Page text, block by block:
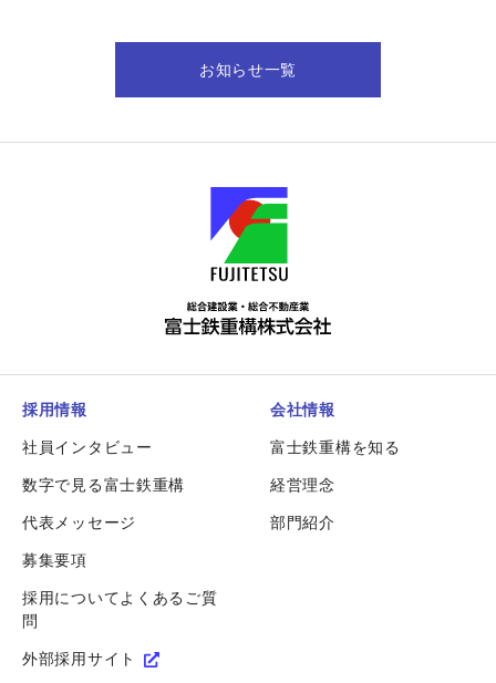
お知らせ一覧
採用情報
社員インタビュー
数字で見る富士鉄重構
代表メッセージ
募集要項
採用についてよくあるご質
問
外部採用サイト
会社情報
富士鉄重構を知る
経営理念
部門紹介